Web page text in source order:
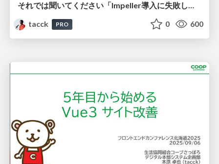
それでは聞いてください「Impeller導入に失敗しました」 #FlutterKaigi #skia
tacck
PRO 0 600